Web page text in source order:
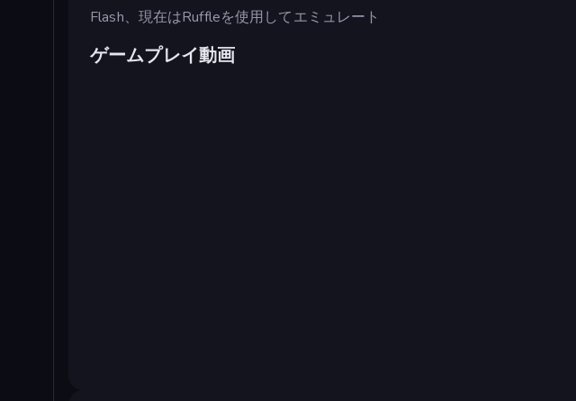
Flash、現在はRuffleを使用してエミュレート
ゲームプレイ動画